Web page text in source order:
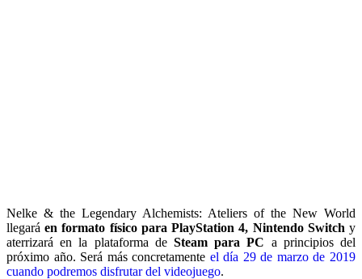
Nelke & the Legendary Alchemists: Ateliers of the New World
llegaráen formato físico para PlayStation 4, Nintendo Switch y
aterrizará en la plataforma deSteam para PC a principios del
próximo año. Será más concretamente el día 29 de marzo de 2019
cuando podremos disfrutar del videojuego.